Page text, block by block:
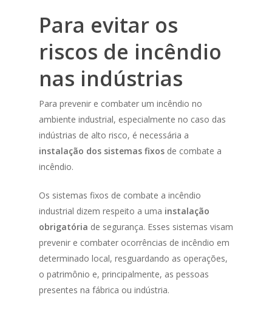
Para evitar os
riscos de incêndio
nas indústrias
Para prevenir e combater um incêndio no
ambiente industrial, especialmente no caso das
indústrias de alto risco, é necessária a
instalação dos sistemas fixos de combate a
incêndio.
Os sistemas fixos de combate a incêndio
industrial dizem respeito a uma instalação
obrigatória de segurança. Esses sistemas visam
prevenir e combater ocorrências de incêndio em
determinado local, resguardando as operações,
o patrimônio e, principalmente, as pessoas
presentes na fábrica ou indústria.